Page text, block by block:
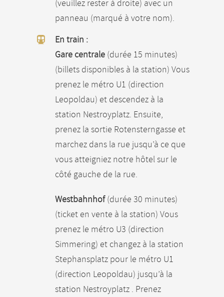
(veuillez rester à droite) avec un
panneau (marqué à votre nom).
En train :
Gare centrale (durée 15 minutes)
(billets disponibles à la station) Vous
prenez le métro U1 (direction
Leopoldau) et descendez à la
station Nestroyplatz. Ensuite,
prenez la sortie Rotensterngasse et
marchez dans la rue jusqu’à ce que
vous atteigniez notre hôtel sur le
côté gauche de la rue.
Westbahnhof(durée 30 minutes)
(ticket en vente à la station) Vous
prenez le métro U3 (direction
Simmering) et changez à la station
Stephansplatz pour le métro U1
(direction Leopoldau) jusqu’à la
station Nestroyplatz . Prenez